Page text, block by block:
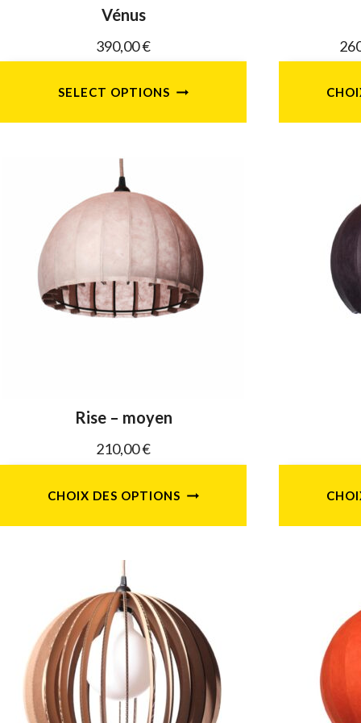
Vénus
390,00€
SELECT OPTIONS
Rise – moyen
210,00€
CHOIX DES OPTIONS
produit
a
plusieurs
variations.
Les
options
peuvent
être